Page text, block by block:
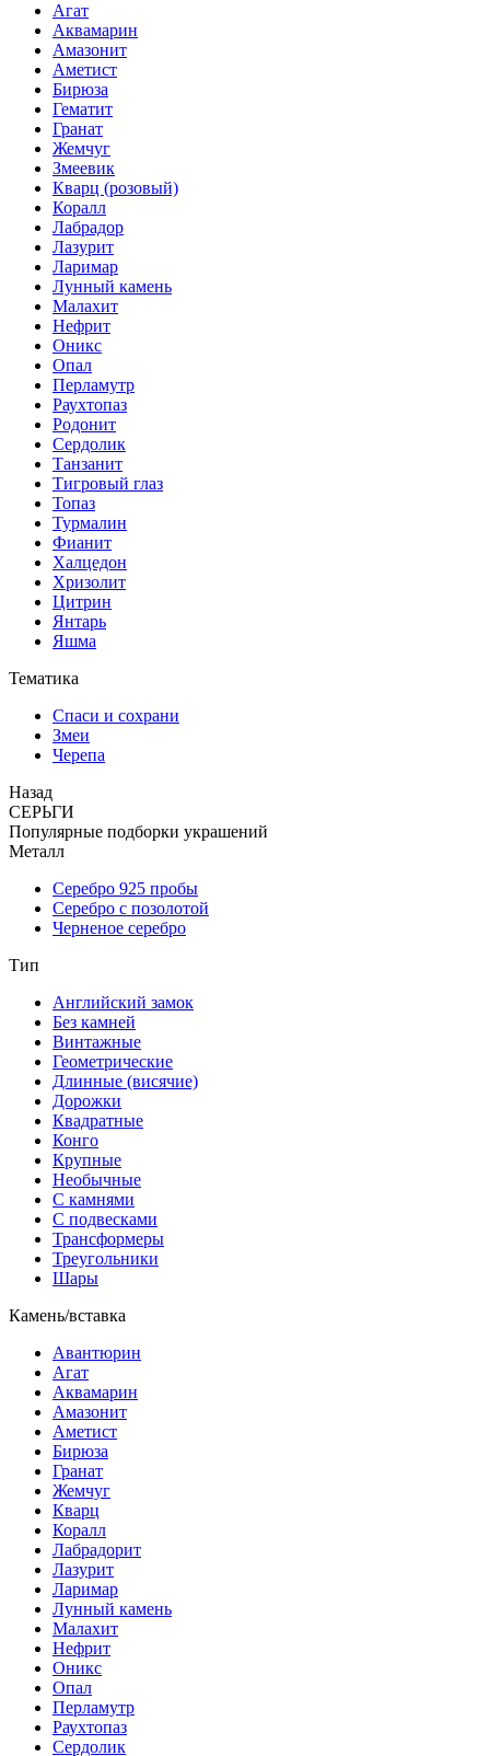
Агат
Аквамарин
Амазонит
Аметист
Бирюза
Гематит
Гранат
Жемчуг
Змеевик
Кварц (розовый)
Коралл
Лабрадор
Лазурит
Ларимар
Лунный камень
Малахит
Нефрит
Оникс
Опал
Перламутр
Раухтопаз
Родонит
Сердолик
Танзанит
Тигровый глаз
Топаз
Турмалин
Фианит
Халцедон
Хризолит
Цитрин
Янтарь
Яшма
Тематика
Спаси и сохрани
Змеи
Черепа
Назад
СЕРЬГИ
Популярные подборки украшений
Металл
Серебро 925 пробы
Серебро с позолотой
Черненое серебро
Тип
Английский замок
Без камней
Винтажные
Геометрические
Длинные (висячие)
Дорожки
Квадратные
Конго
Крупные
Необычные
С камнями
С подвесками
Трансформеры
Треугольники
Шары
Камень/вставка
Авантюрин
Агат
Аквамарин
Амазонит
Аметист
Бирюза
Гранат
Жемчуг
Кварц
Коралл
Лабрадорит
Лазурит
Ларимар
Лунный камень
Малахит
Нефрит
Оникс
Опал
Перламутр
Раухтопаз
Сердолик